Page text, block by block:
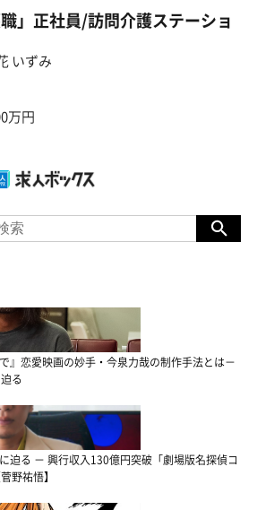
」正社員/訪問介護ステーショ
いずみ
万円
』恋愛映画の妙手・今泉力哉の制作手法とは－
る
迫る － 興行収入130億円突破「劇場版名探偵コ
野祐悟】